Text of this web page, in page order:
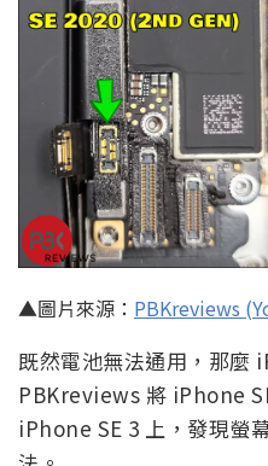
▲圖片來源： PBKreviews
既然電池無法通用，那麼
PBKreviews 將 iPhone
iPhone SE 3 上，發現螢